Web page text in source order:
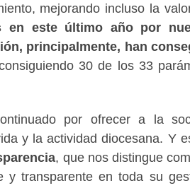
mejorando incluso la
en este último año por
principalmente, han
30 de los 33
por ofrecer a la
y la actividad diocesana. Y
, que nos distingue
y transparente en toda su